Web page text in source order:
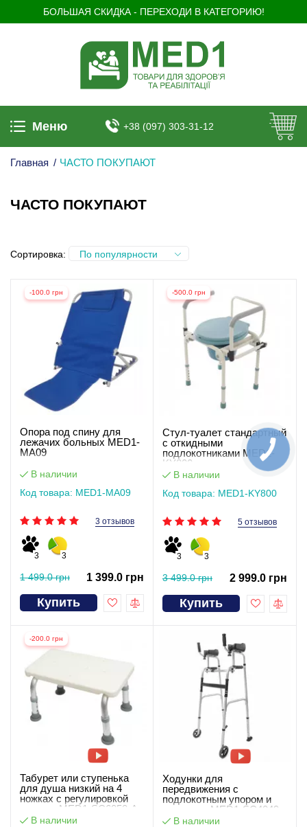
БОЛЬШАЯ СКИДКА - ПЕРЕХОДИ В КАТЕГОРИЮ!
Меню +38 (097) 303-31-12
Главная / ЧАСТО ПОКУПАЮТ
ЧАСТО ПОКУПАЮТ
Сортировка: По популярности
-100.0 грн
Опора под спину для
лежачих больных MED1-
MA09
В наличии
Код товара: MED1-MA09
3 отзывов
3 3
1 499.0 грн 1 399.0 грн
Купить
-500.0 грн
Стул-туалет стандартный
с откидными
подлокотниками MED1-
KY800
В наличии
Код товара: MED1-KY800
5 отзывов
3 3
3 499.0 грн 2 999.0 грн
Купить
-200.0 грн
Табурет или ступенька
для душа низкий на 4
ножках c регулировкой
высоты MED1-SC6050-A
В наличии
Ходунки для
передвижения с
подлокотным упором и
колесами MED1-SC4049
В наличии